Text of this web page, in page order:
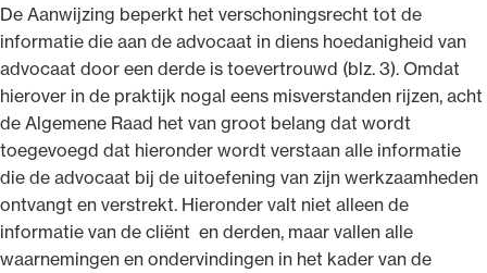
De Aanwijzing beperkt het verschoningsrecht tot de
informatie die aan de advocaat in diens hoedanigheid van
advocaat door een derde is toevertrouwd (blz. 3). Omdat
hierover in de praktijk nogal eens misverstanden rijzen, acht
de Algemene Raad het van groot belang dat wordt
toegevoegd dat hieronder wordt verstaan alle informatie
die de advocaat bij de uitoefening van zijn werkzaamheden
ontvangt en verstrekt. Hieronder valt niet alleen de
informatie van de cliënt en derden, maar vallen alle
waarnemingen en ondervindingen in het kader van de